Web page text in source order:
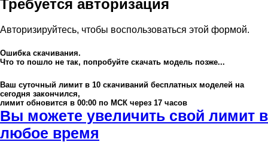
Требуется авторизация
Авторизируйтесь, чтобы воспользоваться этой формой.
Ошибка скачивания.
Что то пошло не так, попробуйте скачать модель позже...
Ваш суточный лимит в 10 скачиваний бесплатных моделей на
сегодня закончился,
лимит обновится в 00:00 по МСК через 17 часов
Вы можете увеличить свой лимит в
любое время